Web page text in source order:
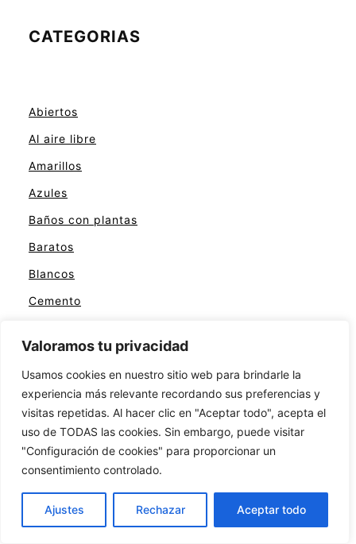
Valoramos tu privacidad
Usamos cookies en nuestro sitio web para brindarle la
experiencia más relevante recordando sus preferencias y
visitas repetidas. Al hacer clic en "Aceptar todo", acepta el
uso de TODAS las cookies. Sin embargo, puede visitar
"Configuración de cookies" para proporcionar un
consentimiento controlado.
Ajustes Rechazar Aceptar todo
CATEGORIAS
Abiertos
Al aire libre
Amarillos
Azules
Baños con plantas
Baratos
Blancos
Cemento
Colores
Con asiento
Con ducha
Con jacuzzi
Contemporáneos
Cortinas
Elegantes